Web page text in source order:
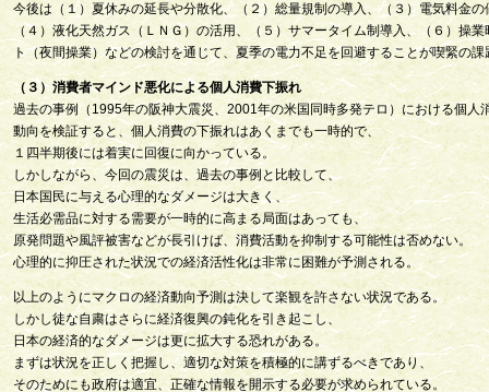
今後は（１）夏休みの延長や分散化、（２）総量規制の導入、（３）電気料金の
（４）液化天然ガス（ＬＮＧ）の活用、（５）サマータイム制導入、（６）操業
ト（夜間操業）などの検討を通じて、夏季の電力不足を回避することが喫緊の課
（３）消費者マインド悪化による個人消費下振れ
過去の事例（1995年の阪神大震災、2001年の米国同時多発テロ）における個人
動向を検証すると、個人消費の下振れはあくまでも一時的で、
１四半期後には着実に回復に向かっている。
しかしながら、今回の震災は、過去の事例と比較して、
日本国民に与える心理的なダメージは大きく、
生活必需品に対する需要が一時的に高まる局面はあっても、
原発問題や風評被害などが長引けば、消費活動を抑制する可能性は否めない。
心理的に抑圧された状況での経済活性化は非常に困難が予測される。
以上のようにマクロの経済動向予測は決して楽観を許さない状況である。
しかし徒な自粛はさらに経済復興の鈍化を引き起こし、
日本の経済的なダメージは更に拡大する恐れがある。
まずは状況を正しく把握し、適切な対策を積極的に講ずるべきであり、
そのためにも政府は適宜、正確な情報を開示する必要が求められている。